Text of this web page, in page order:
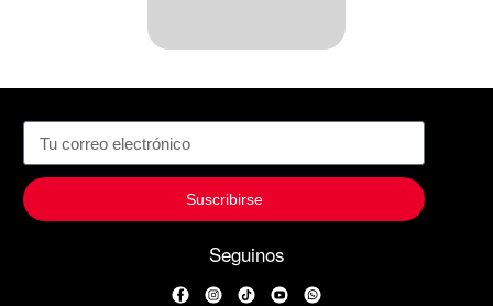
Suscribirse
Seguinos
FacebookInstagram
TikTokYouTubeWhatsApp